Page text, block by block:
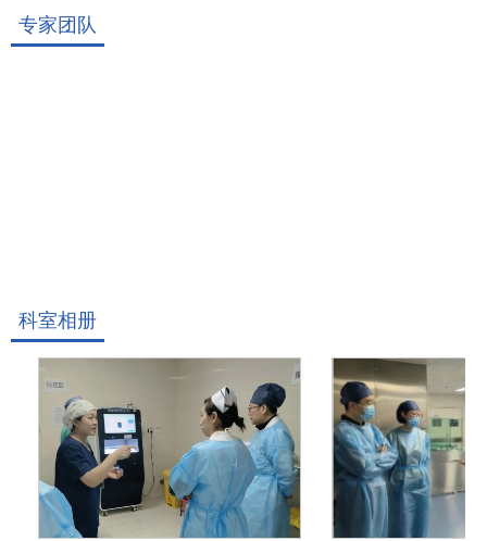
专家团队
科室相册